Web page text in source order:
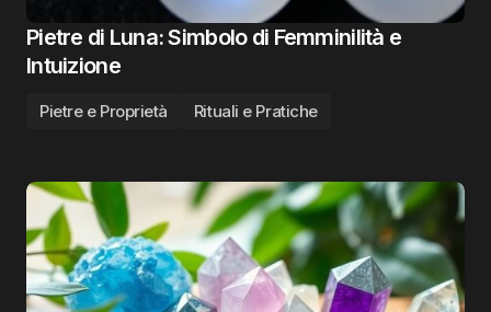
Pietre di Luna: Simbolo di Femminilità e
Intuizione
Pietre e Proprietà Rituali e Pratiche